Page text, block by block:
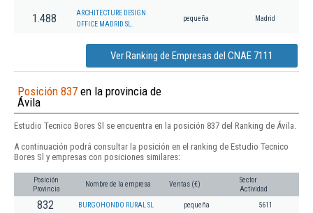
1.488
ARCHITECTURE DESIGN
OFFICE MADRID SL.
pequeña Madrid
Ver Ranking de Empresas del CNAE 7111
Posición 837 en la provincia de
Ávila
Estudio Tecnico Bores Sl se encuentra en la posición 837 del Ranking de Ávila.
A continuación podrá consultar la posición en el ranking de Estudio Tecnico
Bores Sl y empresas con posiciones similares:
Posición
Provincia
Nombre de la empresa Ventas (€)
Sector
Actividad
832 BURGOHONDO RURAL SL pequeña 5611